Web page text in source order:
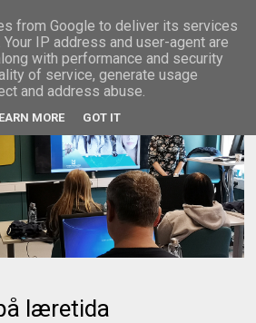
læretida
from Google to deliver its services
IP address and user-agent are
with performance and security
of service, generate usage
and address abuse.
MORE GOT IT